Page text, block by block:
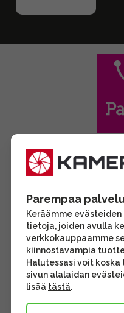
Parempaa
Keräämme
tietoja, joiden avulla
verkkokauppaamme
kiinnostavampia
Halutessasi voit
sivun alalaidan
lisää tästä.